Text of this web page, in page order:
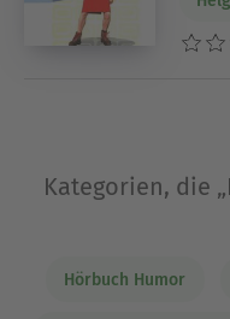
Kategorien, die
Hörbuch Humor